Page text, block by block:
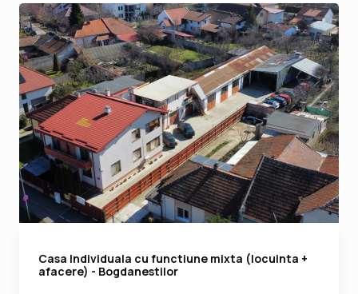
Casa Individuala cu functiune mixta (locuinta +
afacere) - Bogdanestilor